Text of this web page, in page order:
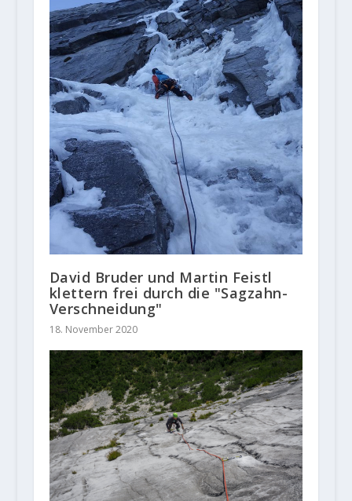
David Bruder und Martin Feistl
klettern frei durch die "Sagzahn-
Verschneidung"
18. November 2020